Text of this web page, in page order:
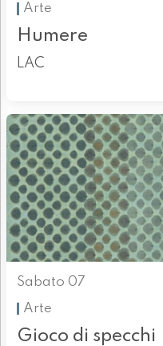
Arte
Humere
LAC
Sabato 07
Arte
Gioco di specchi